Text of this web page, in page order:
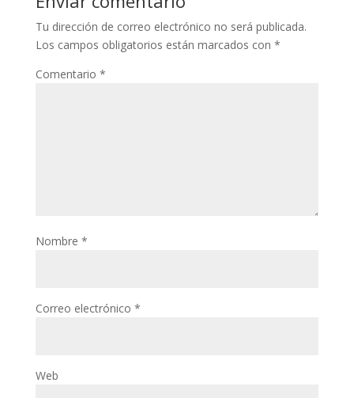
Tu dirección de correo electrónico no será publicada.
Los campos obligatorios están marcados con *
Comentario *
Nombre *
Correo electrónico *
Web